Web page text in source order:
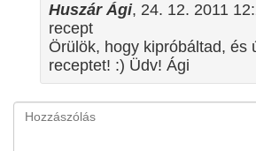
Huszár Ági, 24. 12. 2011
recept
Örülök, hogy kipróbáltad, és
receptet! :) Üdv! Ági